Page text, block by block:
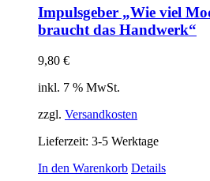
Impulsgeber „Wie viel
braucht das Handwerk“
9,80 €
inkl. 7 % MwSt.
zzgl. Versandkosten
Lieferzeit: 3-5 Werktage
In den Warenkorb Details